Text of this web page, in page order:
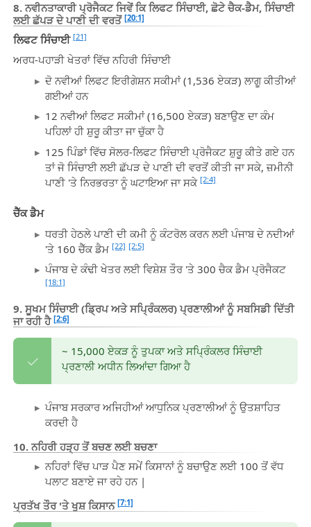
8. ਨਵੀਨਤਾਕਾਰੀ ਪ੍ਰੋਜੈਕਟ ਜਿਵੇਂ ਕਿ ਲਿਫਟ ਸਿੰਚਾਈ, ਛੋਟੇ ਚੈਕ-ਡੈਮ, ਸਿੰਚਾਈ
ਲਈ ਛੱਪੜ ਦੇ ਪਾਣੀ ਦੀ ਵਰਤੋਂ [20:1]
ਲਿਫਟ ਸਿੰਚਾਈ [21]
ਅਰਧ-ਪਹਾੜੀ ਖੇਤਰਾਂ ਵਿੱਚ ਨਹਿਰੀ ਸਿੰਚਾਈ
ਦੋ ਨਵੀਆਂ ਲਿਫਟ ਇਰੀਗੇਸ਼ਨ ਸਕੀਮਾਂ (1,536 ਏਕੜ) ਲਾਗੂ ਕੀਤੀਆਂ
ਗਈਆਂ ਹਨ
12 ਨਵੀਆਂ ਲਿਫਟ ਸਕੀਮਾਂ (16,500 ਏਕੜ) ਬਣਾਉਣ ਦਾ ਕੰਮ
ਪਹਿਲਾਂ ਹੀ ਸ਼ੁਰੂ ਕੀਤਾ ਜਾ ਚੁੱਕਾ ਹੈ
125 ਪਿੰਡਾਂ ਵਿੱਚ ਸੋਲਰ-ਲਿਫਟ ਸਿੰਚਾਈ ਪ੍ਰੋਜੈਕਟ ਸ਼ੁਰੂ ਕੀਤੇ ਗਏ ਹਨ
ਤਾਂ ਜੋ ਸਿੰਚਾਈ ਲਈ ਛੱਪੜ ਦੇ ਪਾਣੀ ਦੀ ਵਰਤੋਂ ਕੀਤੀ ਜਾ ਸਕੇ, ਜ਼ਮੀਨੀ
ਪਾਣੀ 'ਤੇ ਨਿਰਭਰਤਾ ਨੂੰ ਘਟਾਇਆ ਜਾ ਸਕੇ [2:4]
ਚੈੱਕ ਡੈਮ
ਧਰਤੀ ਹੇਠਲੇ ਪਾਣੀ ਦੀ ਕਮੀ ਨੂੰ ਕੰਟਰੋਲ ਕਰਨ ਲਈ ਪੰਜਾਬ ਦੇ ਨਦੀਆਂ
'ਤੇ 160 ਚੈੱਕ ਡੈਮ [22] [2:5]
ਪੰਜਾਬ ਦੇ ਕੰਢੀ ਖੇਤਰ ਲਈ ਵਿਸ਼ੇਸ਼ ਤੌਰ 'ਤੇ 300 ਚੈਕ ਡੈਮ ਪ੍ਰੋਜੈਕਟ
[18:1]
9. ਸੂਖਮ ਸਿੰਚਾਈ (ਡ੍ਰਿਪ ਅਤੇ ਸਪ੍ਰਿੰਕਲਰ) ਪ੍ਰਣਾਲੀਆਂ ਨੂੰ ਸਬਸਿਡੀ ਦਿੱਤੀ
ਜਾ ਰਹੀ ਹੈ [2:6]
~ 15,000 ਏਕੜ ਨੂੰ ਤੁਪਕਾ ਅਤੇ ਸਪ੍ਰਿੰਕਲਰ ਸਿੰਚਾਈ
ਪ੍ਰਣਾਲੀ ਅਧੀਨ ਲਿਆਂਦਾ ਗਿਆ ਹੈ
ਪੰਜਾਬ ਸਰਕਾਰ ਅਜਿਹੀਆਂ ਆਧੁਨਿਕ ਪ੍ਰਣਾਲੀਆਂ ਨੂੰ ਉਤਸ਼ਾਹਿਤ
ਕਰਦੀ ਹੈ
10. ਨਹਿਰੀ ਹੜ੍ਹ ਤੋਂ ਬਚਣ ਲਈ ਬਚਣਾ
ਨਹਿਰਾਂ ਵਿੱਚ ਪਾੜ ਪੈਣ ਸਮੇਂ ਕਿਸਾਨਾਂ ਨੂੰ ਬਚਾਉਣ ਲਈ 100 ਤੋਂ ਵੱਧ
ਪਲਾਟ ਬਣਾਏ ਜਾ ਰਹੇ ਹਨ |
ਪ੍ਰਤੱਖ ਤੌਰ 'ਤੇ ਖੁਸ਼ ਕਿਸਾਨ[7:1]